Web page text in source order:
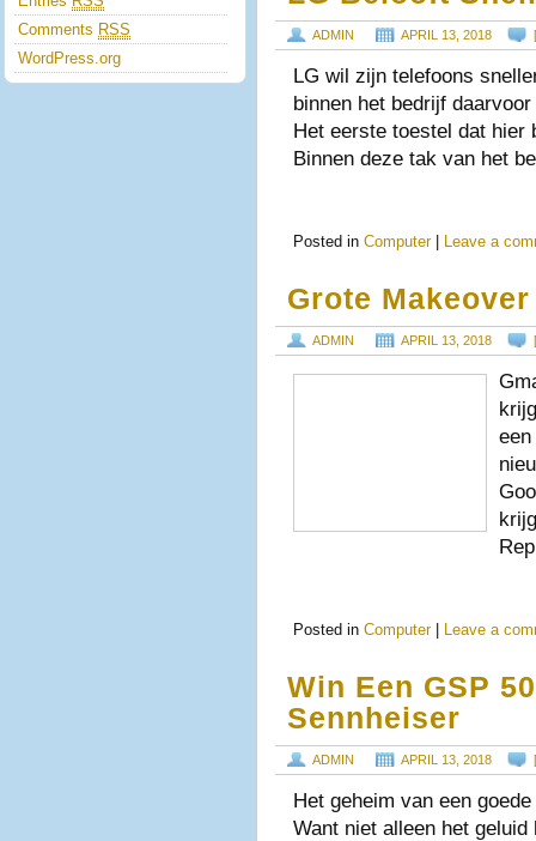
ADMIN APRIL 13, 2018
LG wil zijn telefoons
binnen het bedrijf
Het eerste toestel dat hier
Binnen deze tak van het
Posted in Computer Leave a
Grote
ADMIN APRIL 13, 2018
Posted in Computer Leave a
Win Een GSP
Sennheiser
ADMIN APRIL 13, 2018
Het geheim van een
Want niet alleen het
Comments RSS
WordPress.org